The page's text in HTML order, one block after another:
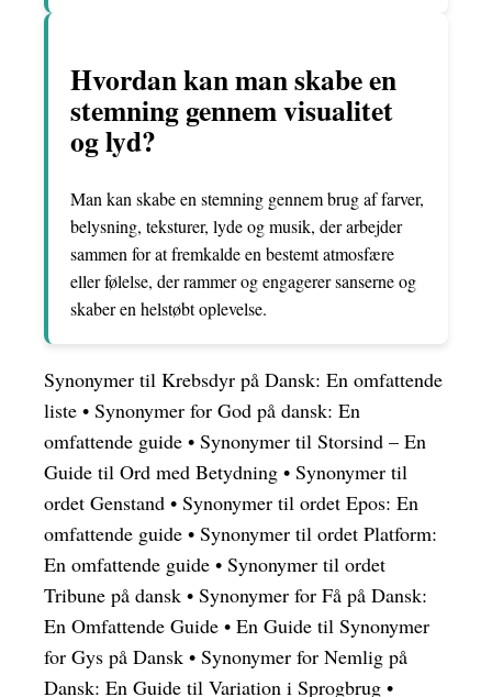
Hvordan kan man skabe en
stemning gennem visualitet
og lyd?
Man kan skabe en stemning gennem brug af farver,
belysning, teksturer, lyde og musik, der arbejder
sammen for at fremkalde en bestemt atmosfære
eller følelse, der rammer og engagerer sanserne og
skaber en helstøbt oplevelse.
Synonymer til Krebsdyr på Dansk: En omfattende
liste • Synonymer for God på dansk: En
omfattende guide • Synonymer til Storsind – En
Guide til Ord med Betydning • Synonymer til
ordet Genstand • Synonymer til ordet Epos: En
omfattende guide • Synonymer til ordet Platform:
En omfattende guide • Synonymer til ordet
Tribune på dansk • Synonymer for Få på Dansk:
En Omfattende Guide • En Guide til Synonymer
for Gys på Dansk • Synonymer for Nemlig på
Dansk: En Guide til Variation i Sprogbrug •